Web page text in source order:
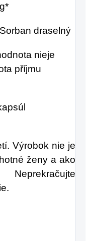
draselný
nieje
příjmu
Výrobok nie je
ženy a ako